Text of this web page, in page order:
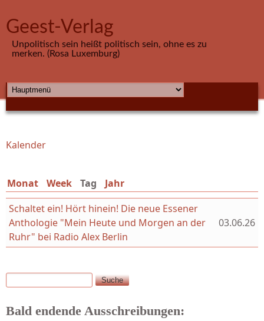
Geest-Verlag
Unpolitisch sein heißt politisch sein, ohne es zu
merken. (Rosa Luxemburg)
HAUPTMENÜ
Sie sind hier
Kalender
Monat Week Tag (aktiver Reiter)
Jahr
Schaltet ein! Hört hinein! Die neue Essener
Anthologie "Mein Heute und Morgen an der
Ruhr" bei Radio Alex Berlin
03.06.26
Suchformular
Suche
Bald endende Ausschreibungen: